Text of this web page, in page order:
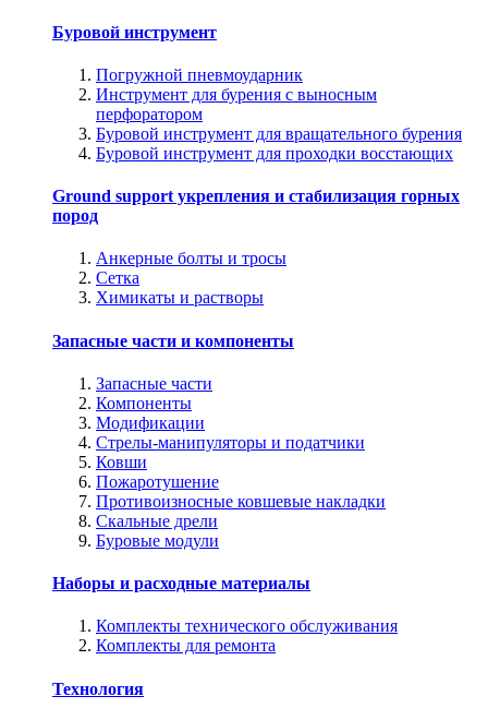
Буровой инструмент
Погружной пневмоударник
Инструмент для бурения с выносным
перфоратором
Буровой инструмент для вращательного бурения
Буровой инструмент для проходки восстающих
Ground support укрепления и стабилизация горных
пород
Анкерные болты и тросы
Сетка
Химикаты и растворы
Запасные части и компоненты
Запасные части
Компоненты
Модификации
Стрелы-манипуляторы и податчики
Ковши
Пожаротушение
Противоизносные ковшевые накладки
Скальные дрели
Буровые модули
Наборы и расходные материалы
Комплекты технического обслуживания
Комплекты для ремонта
Технология